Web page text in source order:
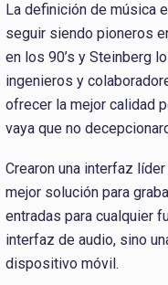
La definición de música
seguir siendo pioneros
en los 90’s y Steinberg
ingenieros y
ofrecer la mejor calidad
vaya que no
Crearon una interfaz
mejor solución para
entradas para cualquier
interfaz de audio, sino
dispositivo móvil.